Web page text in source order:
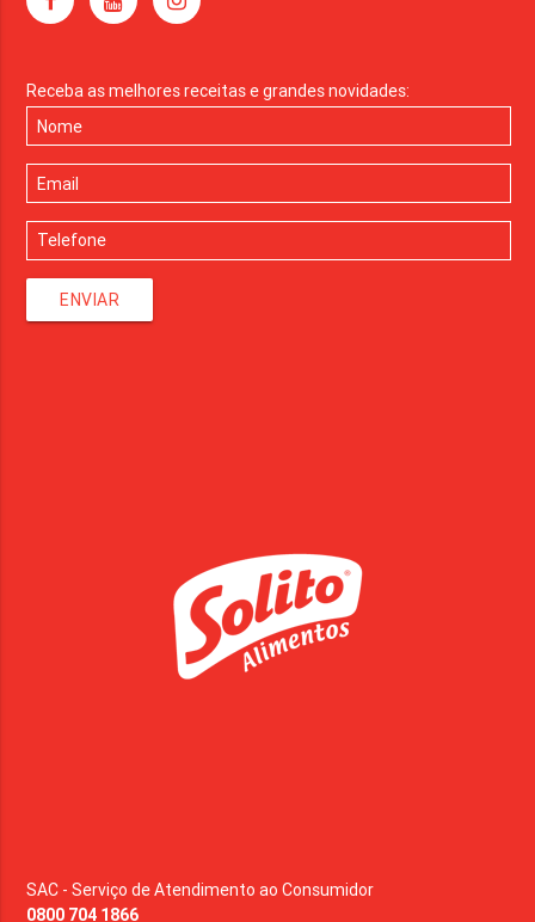
Receba as melhores receitas e grandes novidades:
ENVIAR
SAC - Serviço de Atendimento ao Consumidor
0800 704 1866